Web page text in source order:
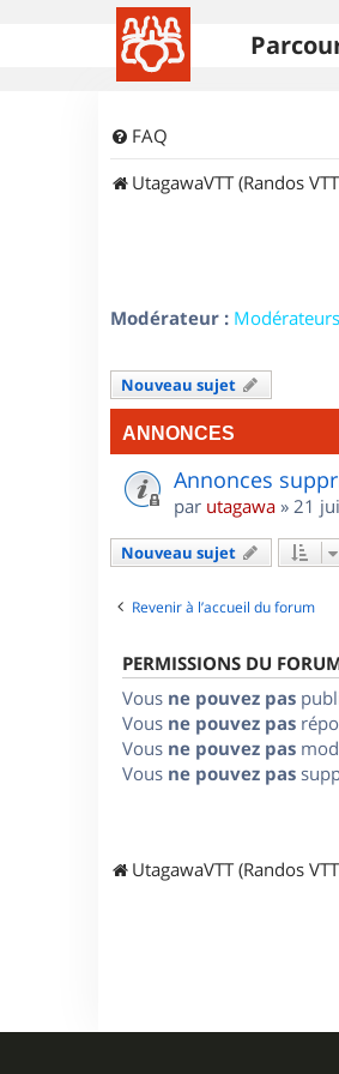
FAQ
UtagawaVTT (Randos
Modérateur :
Nouveau sujet
ANNONCES
Annonces
par utagawa » 21
Nouveau sujet
Revenir à l’accueil du forum
PERMISSIONS DU
Vous ne pouvez pas
Vous ne pouvez pas
Vous ne pouvez pas
Vous ne pouvez pas
UtagawaVTT (Randos